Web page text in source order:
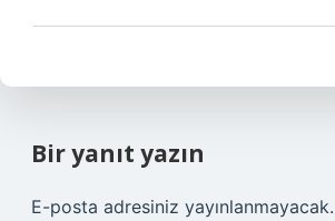
Bir yanıt yazın
E-posta adresiniz yayınlanmayacak.